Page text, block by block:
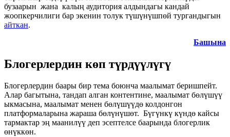
бузаарын жана калың аудитория алдындагы кандай
жоопкерчилиги бар экенин толук түшүнүшпөй тургандыгын
айткан.
Башына
Блогерлердин көп түрдүүлүгү
Блогерлердин баары бир тема боюнча маалымат беришпейт.
Алар багытына, тандап алган контентине, маалымат бөлүшүү
ыкмасына, маалымат менен бөлүшүүдө колдонгон
платформаларына жараша бөлүнүшөт. Бүгүнкү күндө кайсы
тармактар эң маанилүү деп эсептелсе баарында блогерлик
өнүккөн.